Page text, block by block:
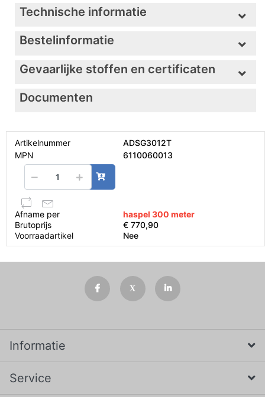
Technische informatie
Bestelinformatie
Gevaarlijke stoffen en certificaten
Documenten
Artikelnummer
ADSG3012T
MPN
6110060013
Afname per
haspel 300 meter
Brutoprijs
€ 770,90
Voorraadartikel
Nee
Informatie
Service